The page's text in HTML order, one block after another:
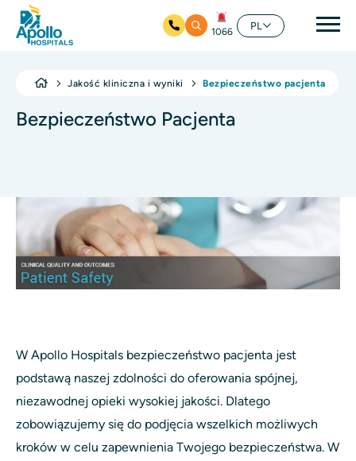
1066
PL
Jakość kliniczna i wyniki Bezpieczeństwo pacjenta
Bezpieczeństwo Pacjenta
W Apollo Hospitals bezpieczeństwo pacjenta jest
podstawą naszej zdolności do oferowania spójnej,
niezawodnej opieki wysokiej jakości. Dlatego
zobowiązujemy się do podjęcia wszelkich możliwych
kroków w celu zapewnienia Twojego bezpieczeństwa. W